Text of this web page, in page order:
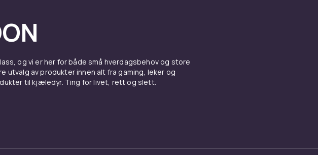
og vi er her for både små hverdagsbehov og store
utvalg av produkter innen alt fra gaming, leker og
til kjæledyr. Ting for livet, rett og slett.